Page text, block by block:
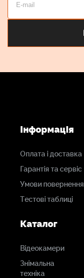
Інформація
Оплата і доставка
Гарантія та сервіс
Умови повернення
Тестові таблиці
Каталог
Відеокамери
Знімальна
техніка